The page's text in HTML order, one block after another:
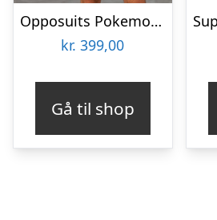
Opposuits PokemonÂ® Sommersæt
kr. 399,00
Gå til shop